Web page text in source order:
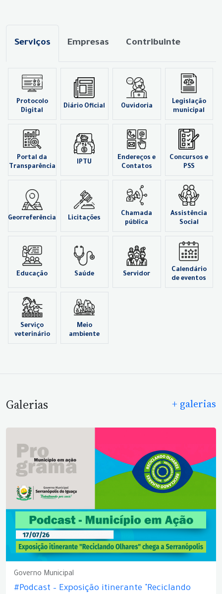
Serviços Empresas Contribuinte
Protocolo
Digital
Diário Oficial Ouvidoria
Legislação
municipal
Portal da
Transparência
IPTU
Endereços e
Contatos
Concursos e
PSS
Georreferência Licitações
Chamada
pública
Assistência
Social
Educação Saúde Servidor
Calendário
de eventos
Serviço
veterinário
Meio
ambiente
Galerias + galerias
Governo Municipal
#Podcast – Exposição itinerante "Reciclando